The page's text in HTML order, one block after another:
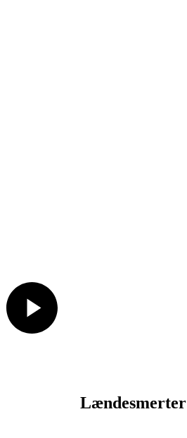
Lændesmerter